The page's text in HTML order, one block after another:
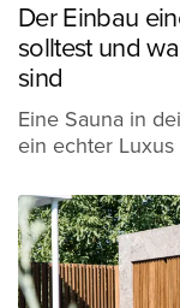
Der Einbau
solltest und
sind
Eine Sauna in
ein echter